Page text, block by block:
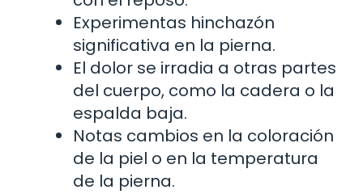
Experimentas hinchazón
significativa en la pierna.
El dolor se irradia a otras partes
del cuerpo, como la cadera o la
espalda baja.
Notas cambios en la coloración
de la piel o en la temperatura
de la pierna.